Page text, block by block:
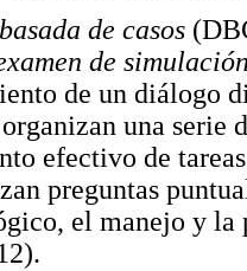
de casos
de
de un diálogo
una serie
efectivo de
preguntas
el manejo y la